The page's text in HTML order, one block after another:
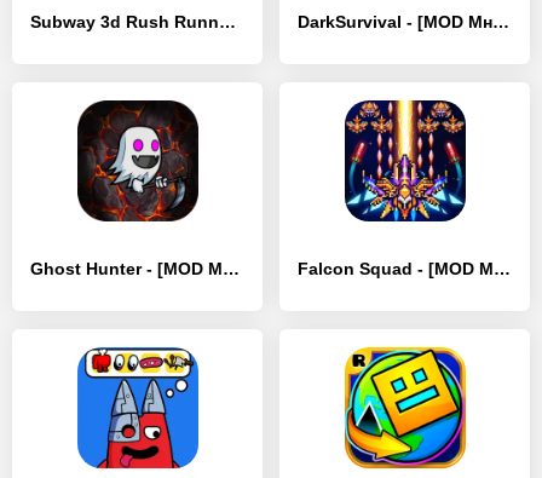
Subway 3d Rush Runner Game - [MOD Бесконечные деньги] DarkSurvival - [MOD Много денег]
Ghost Hunter - [MOD Много монет] Falcon Squad - [MOD Много монет]